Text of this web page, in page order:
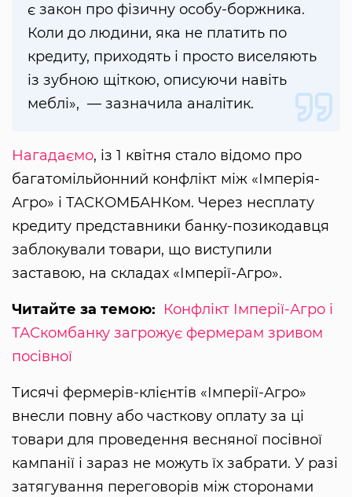
є закон про фізичну особу-боржника.
Коли до людини, яка не платить по
кредиту, приходять і просто виселяють
із зубною щіткою, описуючи навіть
меблі», — зазначила аналітик.
Нагадаємо, із 1 квітня стало відомо про
багатомільйонний конфлікт між «Імперія-
Агро» і ТАСКОМБАНКом. Через несплату
кредиту представники банку-позикодавця
заблокували товари, що виступили
заставою, на складах «Імперії-Агро».
Читайте за темою: Конфлікт Імперії-Агро і
ТАСкомбанку загрожує фермерам зривом
посівної
Тисячі фермерів-клієнтів «Імперії-Агро»
внесли повну або часткову оплату за ці
товари для проведення весняної посівної
кампанії і зараз не можуть їх забрати. У разі
затягування переговорів між сторонами